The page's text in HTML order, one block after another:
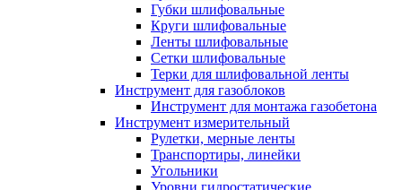
Губки шлифовальные
Круги шлифовальные
Ленты шлифовальные
Сетки шлифовальные
Терки для шлифовальной ленты
Инструмент для газоблоков
Инструмент для монтажа газобетона
Инструмент измерительный
Рулетки, мерные ленты
Транспортиры, линейки
Угольники
Уровни гидростатические